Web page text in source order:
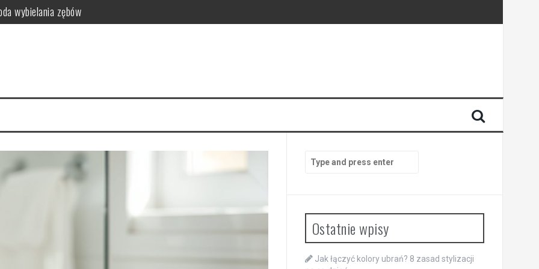
wybielania zębów
styl?
na co dzień
for:
Ostatnie wpisy
Jak łączyć kolory ubrań? 8 zasad stylizacji